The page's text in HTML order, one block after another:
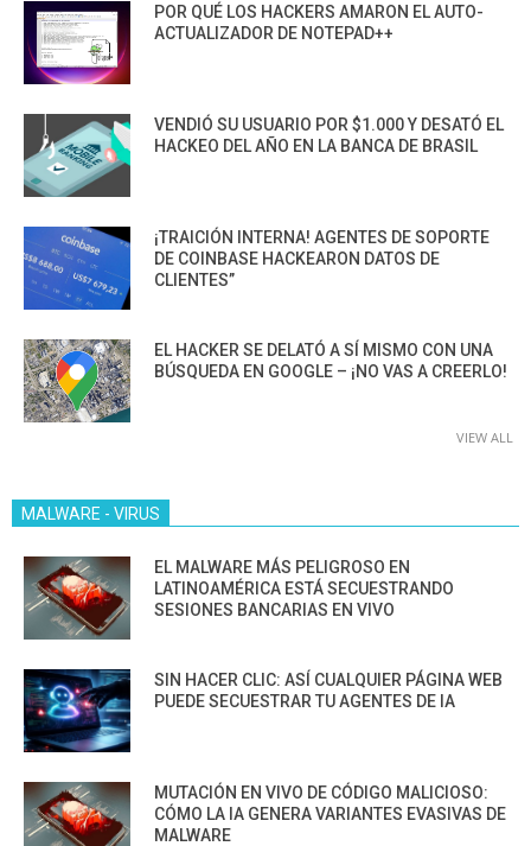
POR QUÉ LOS HACKERS AMARON EL AUTO-
ACTUALIZADOR DE NOTEPAD++
VENDIÓ SU USUARIO POR $1.000 Y DESATÓ EL
HACKEO DEL AÑO EN LA BANCA DE BRASIL
¡TRAICIÓN INTERNA! AGENTES DE SOPORTE
DE COINBASE HACKEARON DATOS DE
CLIENTES”
EL HACKER SE DELATÓ A SÍ MISMO CON UNA
BÚSQUEDA EN GOOGLE – ¡NO VAS A CREERLO!
VIEW ALL
MALWARE - VIRUS
EL MALWARE MÁS PELIGROSO EN
LATINOAMÉRICA ESTÁ SECUESTRANDO
SESIONES BANCARIAS EN VIVO
SIN HACER CLIC: ASÍ CUALQUIER PÁGINA WEB
PUEDE SECUESTRAR TU AGENTES DE IA
MUTACIÓN EN VIVO DE CÓDIGO MALICIOSO:
CÓMO LA IA GENERA VARIANTES EVASIVAS DE
MALWARE